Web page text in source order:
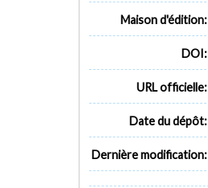
Maison d'édition:
DOI:
URL officielle:
Date du dépôt:
Dernière modification: